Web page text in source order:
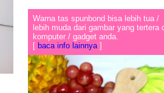
Warna tas spunbond bisa lebih tua /
lebih muda dari gambar yang tertera
komputer / gadget anda.
[ baca info lainnya]